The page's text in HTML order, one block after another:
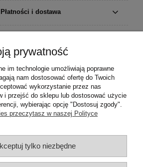
Płatności i dostawa
pełną wersję strony
internetowy Shoper.pl
prywatność
im technologie umożliwiają poprawne
nam dostosować ofertę do Twoich
wykorzystanie przez nas
i przejść do sklepu lub dostosować użycie
wybierając opcję "Dostosuj zgody".
przeczytasz w naszej Polityce
tylko niezbędne